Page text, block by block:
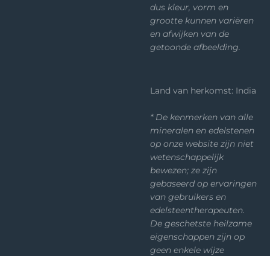
dus kleur, vorm en
grootte kunnen variëren
en afwijken van de
getoonde afbeelding.
Land van herkomst: India
* De kenmerken van alle
mineralen en edelstenen
op onze website zijn niet
wetenschappelijk
bewezen; ze zijn
gebaseerd op ervaringen
van gebruikers en
edelsteentherapeuten.
De geschetste heilzame
eigenschappen zijn op
geen enkele wijze